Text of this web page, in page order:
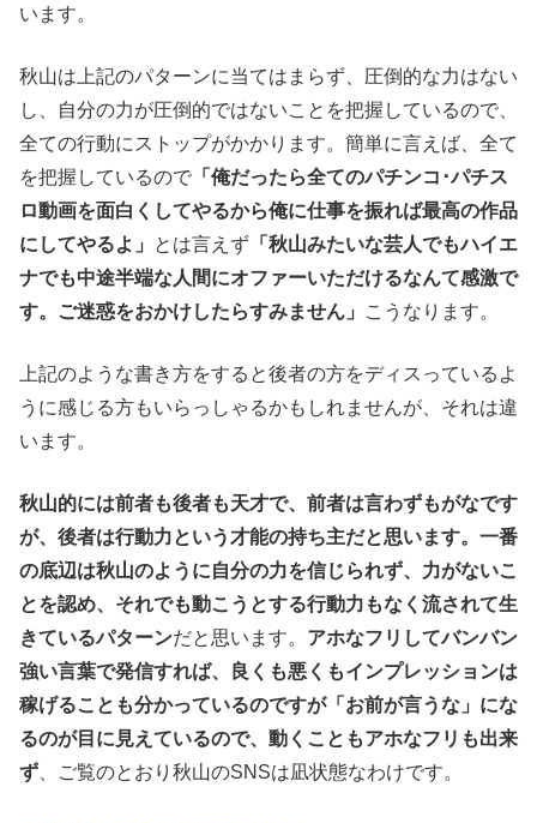
います。
秋山は上記のパターンに当てはまらず、圧倒的な力はない
し、自分の力が圧倒的ではないことを把握しているので、
全ての行動にストップがかかります。簡単に言えば、全て
を把握しているので 「俺だったら全てのパチンコ･パチス
ロ動画を面白くしてやるから俺に仕事を振れば最高の作品
にしてやるよ」
とは言えず 「秋山みたいな芸人でもハイエ
ナでも中途半端な人間にオファーいただけるなんて感激で
す。ご迷惑をおかけしたらすみません」
こうなります。
上記のような書き方をすると後者の方をディスっているよ
うに感じる方もいらっしゃるかもしれませんが、それは違
います。
秋山的には前者も後者も天才で、前者は言わずもがなです
が、後者は行動力という才能の持ち主だと思います。一番
の底辺は秋山のように自分の力を信じられず、力がないこ
とを認め、それでも動こうとする行動力もなく流されて生
きているパターンだと思います。 アホなフリしてバンバン
強い言葉で発信すれば、良くも悪くもインプレッションは
稼げることも分かっているのですが「お前が言うな」にな
るのが目に見えているので、動くこともアホなフリも出来
ず 、ご覧のとおり秋山のSNSは凪状態なわけです。